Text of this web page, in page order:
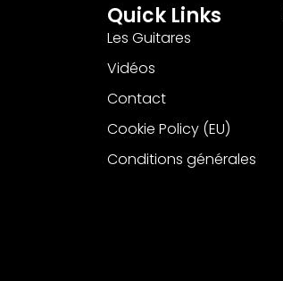
Quick Links
Les Guitares
Vidéos
Contact
Cookie Policy (EU)
Conditions générales